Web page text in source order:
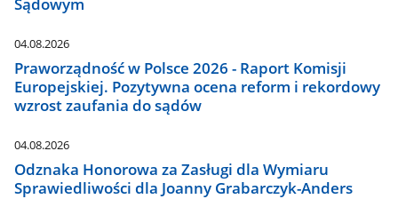
04.08.2026
Praworządność w Polsce 2026 - Raport Komisji
Europejskiej. Pozytywna ocena reform i rekordowy
wzrost zaufania do sądów
04.08.2026
Odznaka Honorowa za Zasługi dla Wymiaru
Sprawiedliwości dla Joanny Grabarczyk-Anders